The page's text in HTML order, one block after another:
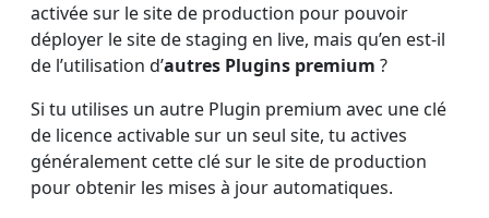
activée sur le site de production pour pouvoir
déployer le site de staging en live, mais qu’en est-il
de l’utilisation d’autres Plugins premium ?
Si tu utilises un autre Plugin premium avec une clé
de licence activable sur un seul site, tu actives
généralement cette clé sur le site de production
pour obtenir les mises à jour automatiques.